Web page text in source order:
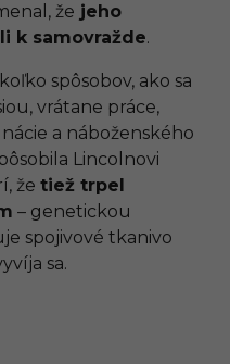
že jeho
k samovražde.
spôsobov, ako sa
vrátane práce,
a náboženského
Lincolnovi
že tiež trpel
– genetickou
spojivové tkanivo
sa.